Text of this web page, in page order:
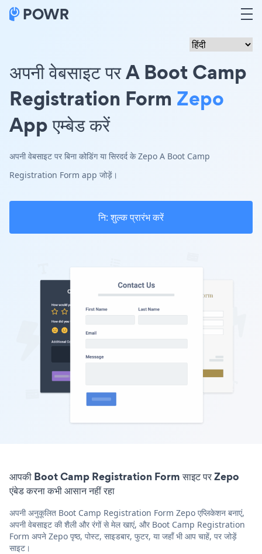
अपनी वेबसाइट पर A Boot Camp
Registration Form Zepo
App एम्बेड करें
अपनी वेबसाइट पर बिना कोडिंग या सिरदर्द के Zepo A Boot Camp
Registration Form app जोड़ें।
नि: शुल्क प्रारंभ करें
आपकी Boot Camp Registration Form साइट पर Zepo
एंबेड करना कभी आसान नहीं रहा
अपनी अनुकूलित Boot Camp Registration Form Zepo एप्लिकेशन बनाएं,
अपनी वेबसाइट की शैली और रंगों से मेल खाएं, और Boot Camp Registration
Form अपने Zepo पृष्ठ, पोस्ट, साइडबार, फुटर, या जहाँ भी आप चाहें, पर जोड़ें
साइट।